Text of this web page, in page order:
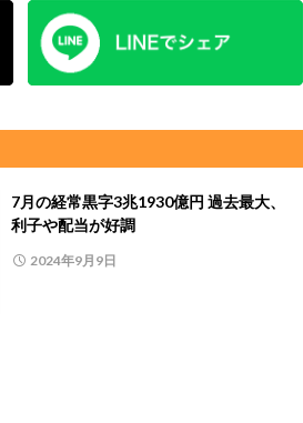
7月の経常黒字3兆1930億円 過去最大、
利子や配当が好調
2024年9月9日